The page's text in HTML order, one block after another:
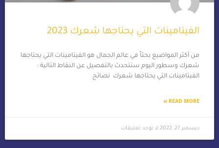
الفيتامينات التي يحتاجها شعرك 2023
من أكثر المواضيع بحثاً في عالم الجمال هو الفيتامينات التي يحتاجها
شعرك وسطور اليوم سنتحدث بالتفصيل عن النقاط التالية :
الفيتامينات التي يحتاجها شعرك نصائح
READ MORE »
ديسمبر 27, 2022 لا توجد تعليقات